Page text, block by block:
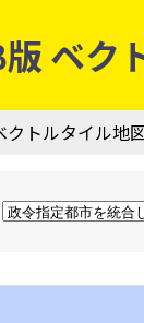
ベク
クトルタイル地